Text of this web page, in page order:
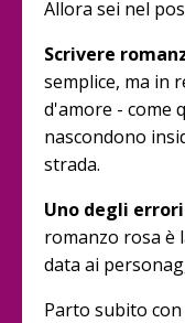
Allora sei nel
Scrivere
semplice, ma in
d'amore - come
nascondono
strada.
Uno degli errori
romanzo rosa è
data ai
Parto subito